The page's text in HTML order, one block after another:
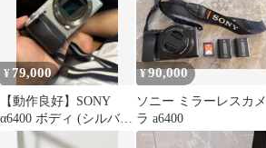
¥ 79,000
【動作良好】SONY
α6400 ボディ (シルバ
¥90,000
ソニー ミラーレスカメ
ラ a6400